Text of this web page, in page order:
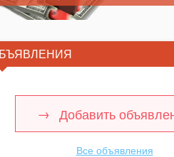
Добавить
Все объявления